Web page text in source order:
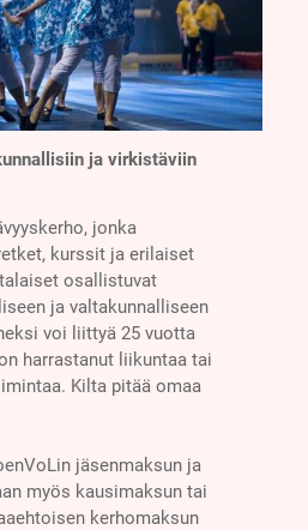
ja virkistäviin
jonka
kurssit ja erilaiset
osallistuvat
ja valtakunnalliseen
voi liittyä 25 vuotta
harrastanut liikuntaa tai
Kilta pitää omaa
jäsenmaksun ja
myös kausimaksun tai
kerhomaksun